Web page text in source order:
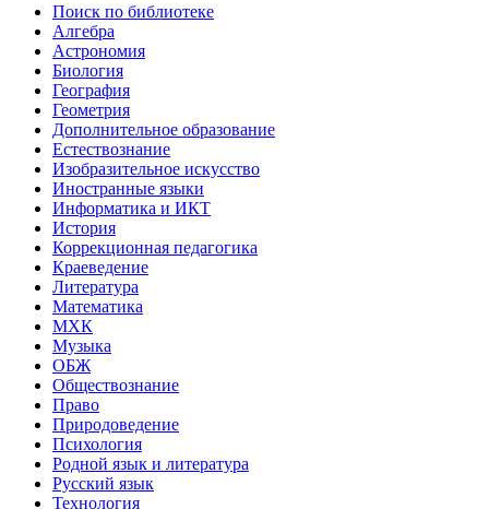
Поиск по библиотеке
Алгебра
Астрономия
Биология
География
Геометрия
Дополнительное образование
Естествознание
Изобразительное искусство
Иностранные языки
Информатика и ИКТ
История
Коррекционная педагогика
Краеведение
Литература
Математика
МХК
Музыка
ОБЖ
Обществознание
Право
Природоведение
Психология
Родной язык и литература
Русский язык
Технология